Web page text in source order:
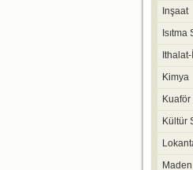
Inşaat
Kimya
Kültür
Maden